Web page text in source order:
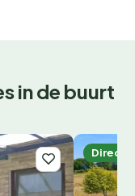
in de buurt
Direct